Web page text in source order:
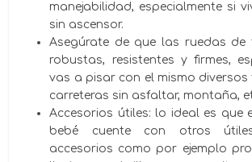
manejabilidad, especialmente si
sin ascensor.
Asegúrate de que las ruedas de
robustas, resistentes y firmes,
vas a pisar con el mismo diversos
carreteras sin asfaltar, montaña,
Accesorios útiles: lo ideal es que
bebé cuente con otros
accesorios como por ejemplo